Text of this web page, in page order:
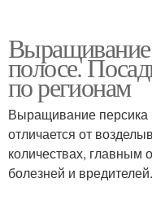
Выращивание
полосе.
по регионам
Выращивание персика
отличается от
количествах, главным
болезней и вредителей.